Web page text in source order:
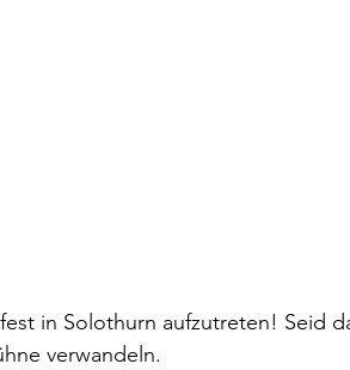
in Solothurn aufzutreten! Seid
verwandeln.